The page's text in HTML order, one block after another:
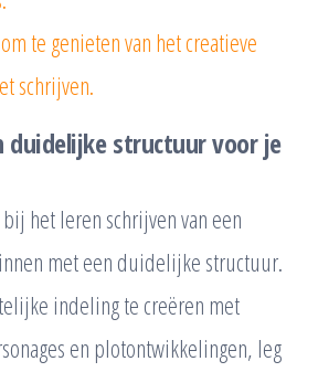
te genieten van het creatieve
schrijven.
duidelijke structuur voor je
het leren schrijven van een
met een duidelijke structuur.
indeling te creëren met
en plotontwikkelingen, leg